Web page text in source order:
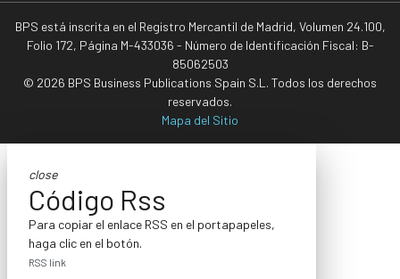
BPS está inscrita en el Registro Mercantil de Madrid, Volumen 24.100,
Folio 172, Página M-433036 - Número de Identificación Fiscal: B-
85062503
© 2026 BPS Business Publications Spain S.L. Todos los derechos
reservados.
Mapa del Sitio
close
Código Rss
Para copiar el enlace RSS en el portapapeles,
haga clic en el botón.
RSS link